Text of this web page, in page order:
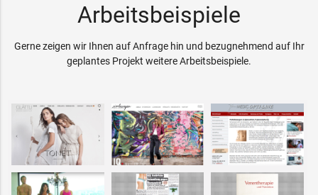
Arbeitsbeispiele
Gerne zeigen wir Ihnen auf Anfrage hin und bezugnehmend auf Ihr
geplantes Projekt weitere Arbeitsbeispiele.